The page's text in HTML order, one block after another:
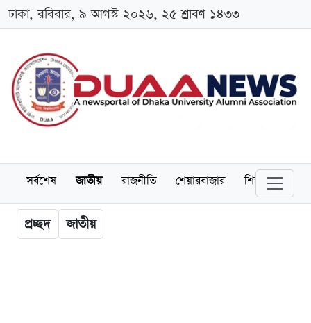
ঢাকা, রবিবার, ৯ আগস্ট ২০২৬, ২৫ শ্রাবণ ১৪৩৩
সর্বশেষ জাতীয় রাজনীতি শেয়ারবাজার শিক্ষা
প্রচ্ছদ জাতীয়